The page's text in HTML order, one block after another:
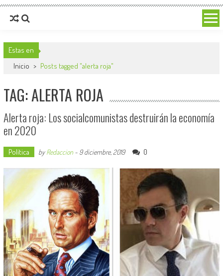
Estas en
Inicio > Posts tagged "alerta roja"
TAG: ALERTA ROJA
Alerta roja: Los socialcomunistas destruirán la economía
en 2020
Política byRedaccion- 9 diciembre, 2019 0